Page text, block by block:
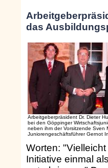
das
Arbeitgeberpräsident Dr. Dieter
bei den Göppinger
neben ihm der Vorsitzende Sven
Juniorengeschäftsführer Gernot
Worten:
Initiative einmal